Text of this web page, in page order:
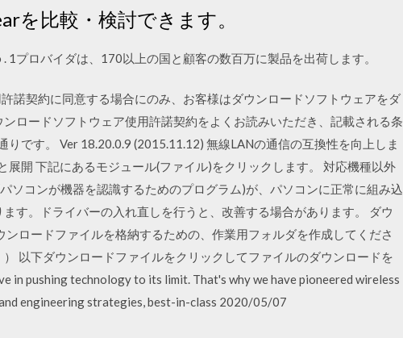
を比較・検討できます。
プロバイダは、170以上の国と顧客の数百万に製品を出荷します。
諾契約に同意する場合にのみ、お客様はダウンロードソフトウェアをダ
ロードソフトウェア使用許諾契約をよくお読みいただき、記載される条
です。 Ver 18.20.0.9 (2015.11.12) 無線LANの通信の互換性を向上しま
開 下記にあるモジュール(ファイル)をクリックします。 対応機種以外
ソコンが機器を認識するためのプログラム)が、パソコンに正常に組み込
す。ドライバーの入れ直しを行うと、改善する場合があります。 ダウ
ロードファイルを格納するための、作業用フォルダを作成してくださ
以下ダウンロードファイルをクリックしてファイルのダウンロードを
in pushing technology to its limit. That's why we have pioneered wireless
engineering strategies, best-in-class 2020/05/07